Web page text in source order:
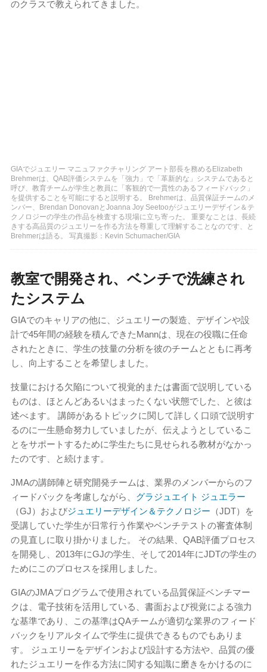
のクラスで教えられてきました。
GIAでジュエリー マニュファクチャリング アート部長を務めるElizabeth
Brehmerは、QAB評価システムを「強力」で「革新的な」システムであると
呼び、教育チームが学生と教員に「客観的で一貫性のあるフィードバック」
を提供することを可能にすると説明する。 Brehmerは、品質保証チームのメ
ンバー、Brendan DonovanとJoanna Joy Seetooがジュエリーデザイン＆テ
クノロジーの学生の作品を検査する現場に立ち寄った。 重要なことは、長続
きする高品質のジュエリーを作る方法を尊重して理解することなのです、と
Brehmerは語る。 写真撮影：Kevin Schumacher/GIA
教室で開発され、ベンチで洗練され
たシステム
GIAでのキャリアの他に、ジュエリーの製造、デザインや設
計で45年間の経験を積んできたMannは、現在の役職に任命
されたときに、学生の技量の分析を彼のチームとともに再考
し、向上することを希望しました。
技量における欠陥について視覚的または書面で説明している
ものは、ほとんどあるいはまったくない状態でした、と彼は
述べます。 講師があるトピックに関して詳しく口頭で説明す
るのに一生懸命努力していましたが、伝えようとしているこ
とをサポートするために学生たちに見せられる教材がなかっ
たのです、と続けます。
JMAの講師陣と研究開発チームは、業界のメンバーからのフ
ィードバックを考慮しながら、 グラジュエイト ジュエラー
（GJ）およびジュエリーデザイン＆テクノロジー （JDT）を
受講していた学生が日常行う作業やベンチテストの審査体制
の見直しに取り掛かりました。 その結果、QAB評価プロセス
を開発し、2013年にGJの学生、そして2014年にJDTの学生の
ためにこのプロセスを採用しました。
GIAのJMAプログラムで使用されている品質保証ベンチマー
クは、電子技術を活用している、書面および視覚による強力
な基準であり、この基準はQAチームが適切な業界のフィード
バックをリアルタイムで学生に提供できるものでもありま
す。 ジュエリーをデザインおよび設計する方法や、品質の優
れたジュエリーを作る方法に関する知識に磨きをかけるのに